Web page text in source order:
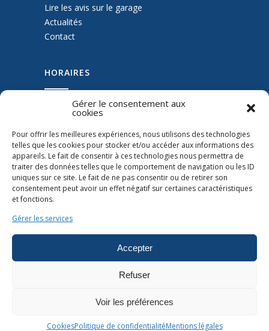
Gérer le consentement aux
cookies
Pour offrir les meilleures expériences, nous utilisons des technologies
telles que les cookies pour stocker et/ou accéder aux informations des
appareils. Le fait de consentir à ces technologies nous permettra de
traiter des données telles que le comportement de navigation ou les ID
uniques sur ce site. Le fait de ne pas consentir ou de retirer son
consentement peut avoir un effet négatif sur certaines caractéristiques
et fonctions.
Gérer les services
Accepter
Refuser
Voir les préférences
CookiesPolitique de confidentialitéMentions légales
Lire les avis sur le garage
Actualités
Contact
HORAIRES
Lundi : 8h00-12h00 / 14h00-18h00
Mercredi : 8h00-12h00 / 14h00-18h00
Jeudi : 8h00-12h00 / 14h00-18h00
Vendredi : 8h00-12h00
Samedi : Fermé
Politique de confidentialité
Mentions légales
à Nice Ouest| Entretien/Mécanique à Nice